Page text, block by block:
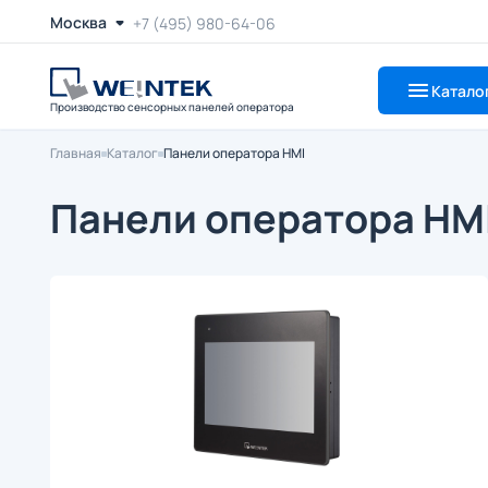
Москва +7 (495) 980-64-06
Производство сенсорных панелей оператора
Главная Каталог Панели оператора HMI
Панели оператора